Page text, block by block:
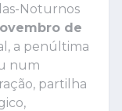
Noturnos
de
a penúltima
num
partilha